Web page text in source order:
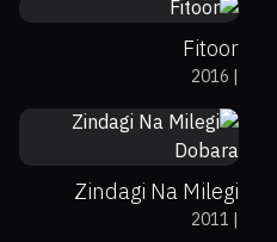
Fitoor
|
2016
8.2
Zindagi Na Milegi
Dobara|
2011
6.7